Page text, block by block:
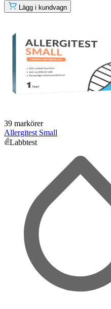
Lägg i kundvagn
39 markörer
Allergitest Small
Labbtest